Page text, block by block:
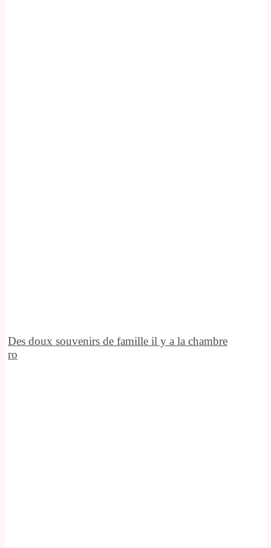
Des doux souvenirs de famille il y a la chambre
ro